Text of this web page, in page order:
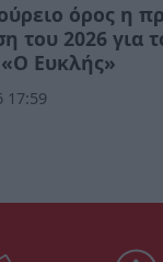
όρος η
του 2026 για
Ευκλής»
17:59